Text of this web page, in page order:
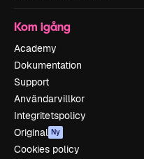
Kom igång
Academy
Dokumentation
Support
Användarvillkor
Integritetspolicy
Original Ny
Cookies policy